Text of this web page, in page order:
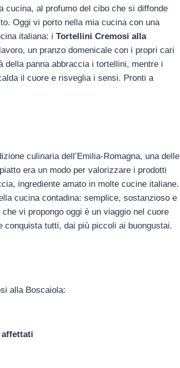
cucina, al profumo del cibo che si diffonde
Oggi vi porto nella mia cucina con una
italiana: i Tortellini Cremosi alla
un pranzo domenicale con i propri cari
panna abbraccia i tortellini, mentre i
il cuore e risveglia i sensi. Pronti a
culinaria dell’Emilia-Romagna, una delle
era un modo per valorizzare i prodotti
ingrediente amato in molte cucine italiane.
cucina contadina: semplice, sostanzioso e
vi propongo oggi è un viaggio nel cuore
tutti, dai più piccoli ai buongustai.
alla Boscaiola: